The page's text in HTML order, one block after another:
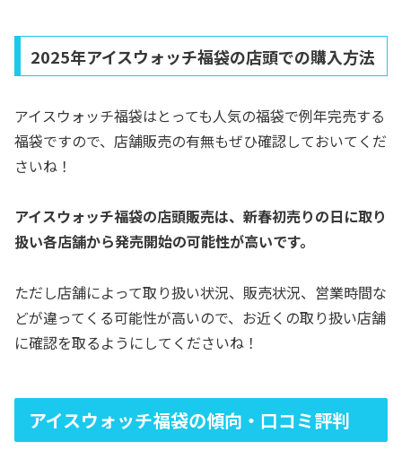
2025年アイスウォッチ福袋の店頭での購入方法
アイスウォッチ福袋はとっても人気の福袋で例年完売する
福袋ですので、店舗販売の有無もぜひ確認しておいてくだ
さいね！
アイスウォッチ福袋の店頭販売は、新春初売りの日に取り
扱い各店舗から発売開始の可能性が高いです。
ただし店舗によって取り扱い状況、販売状況、営業時間な
どが違ってくる可能性が高いので、お近くの取り扱い店舗
に確認を取るようにしてくださいね！
アイスウォッチ福袋の傾向・口コミ評判